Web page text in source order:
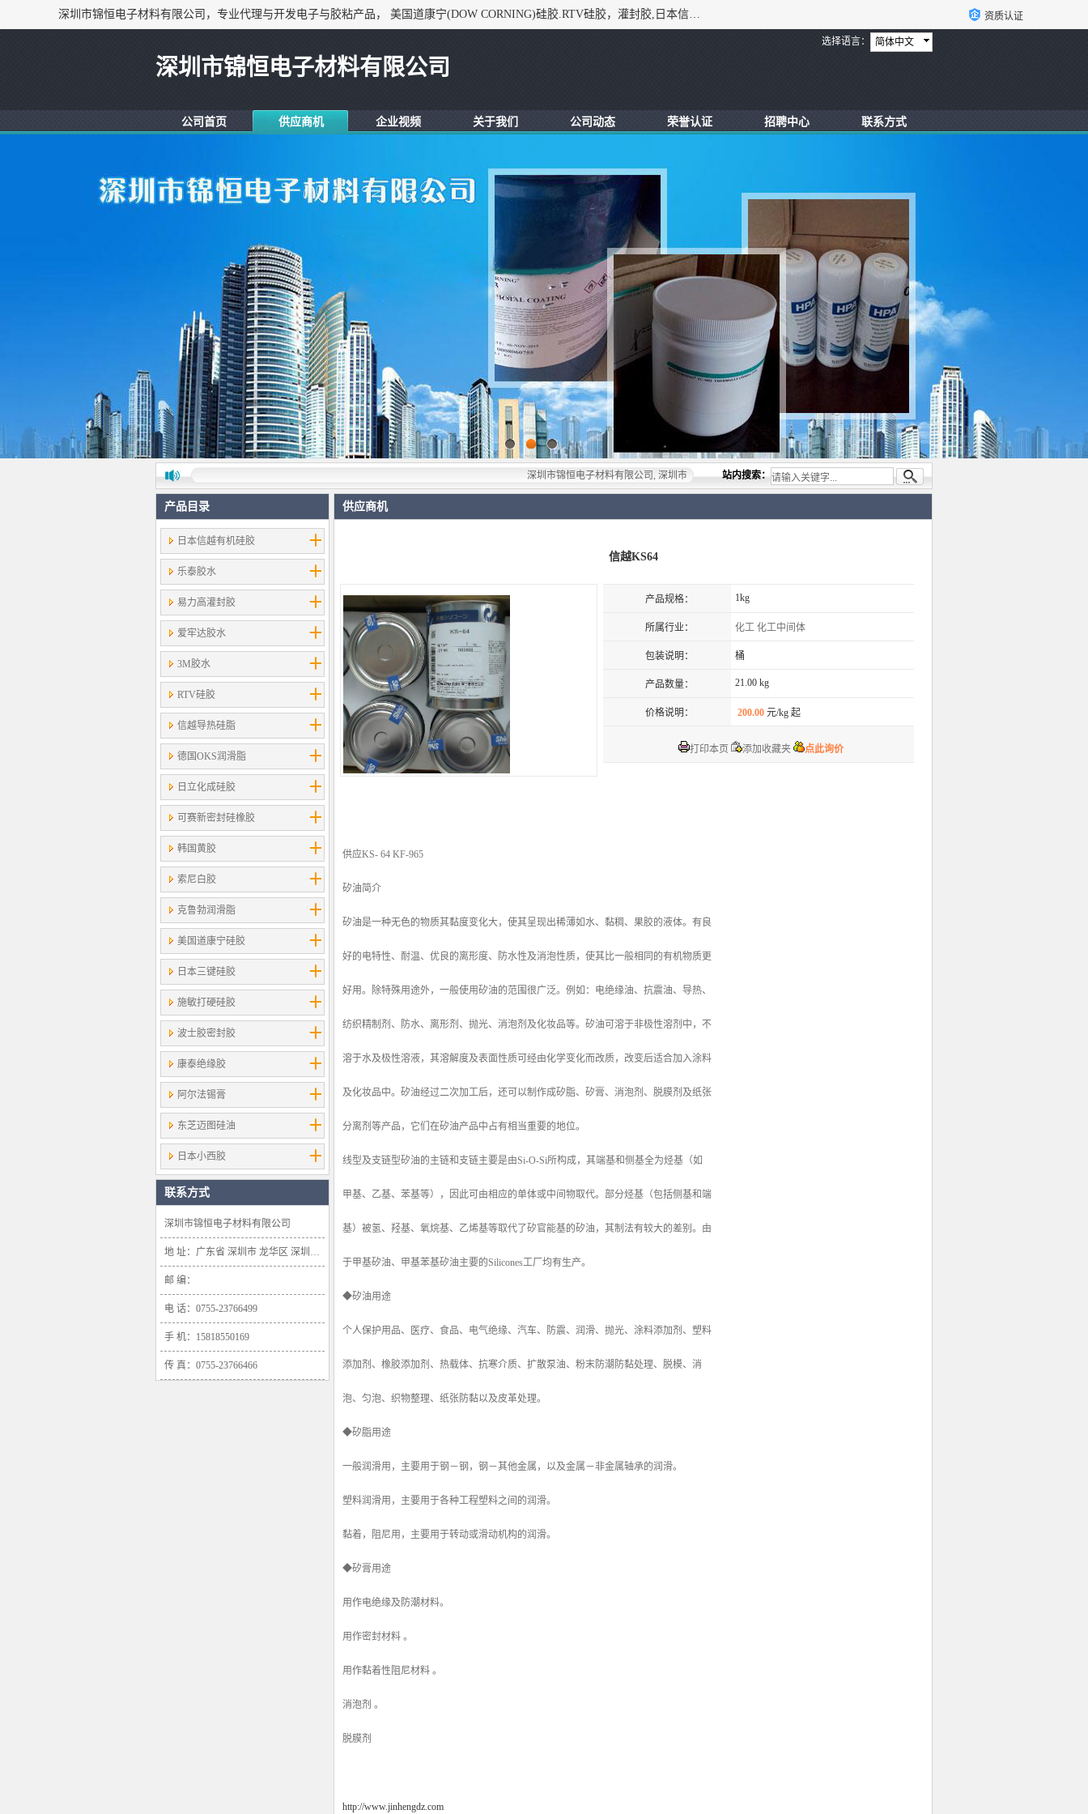
深圳市锦恒电子材料有限公司，专业代理与开发电子与胶粘产品， 美国道康宁(DOW CORNING)硅胶.RTV硅胶，灌封胶,日本信越(ShinEtsu)， 美国通用/东芝(GE/Toshiba)，美国HUMISEAL防潮绝缘胶， 日本小西(KONISHI)胶粘剂，3M,三键，乐泰，日本施敏打硬(CEMEDINE)硅胶，等众多进口品牌. 资质认证
简体中文
选择语言：
深圳市锦恒电子材料有限公司
公司首页 供应商机 企业视频 关于我们 公司动态 荣誉认证 招聘中心 联系方式
深圳市锦恒电子材料有限公司, 深圳市锦恒电子材料有限公司，专业代理与开发电子与胶粘产品， 美国道康宁(DOW CORNING)硅
站内搜索：
产品目录
日本信越有机硅胶
乐泰胶水
易力高灌封胶
爱牢达胶水
3M胶水
RTV硅胶
信越导热硅脂
德国OKS润滑脂
日立化成硅胶
可赛新密封硅橡胶
韩国黄胶
索尼白胶
克鲁勃润滑脂
美国道康宁硅胶
日本三键硅胶
施敏打硬硅胶
波士胶密封胶
康泰绝缘胶
阿尔法锡膏
东芝迈图硅油
日本小西胶
联系方式
深圳市锦恒电子材料有限公司
地 址：广东省 深圳市 龙华区 深圳市龙华新区大浪办事处浪口社区华盛路134号雍景轩商业大厦1638号
邮 编：
电 话：0755-23766499
手 机：15818550169
传 真：0755-23766466
供应商机
信越KS64
产品规格： 1kg
所属行业： 化工 化工中间体
包装说明： 桶
产品数量： 21.00 kg
价格说明： 200.00 元/kg 起
打印本页 添加收藏夹 点此询价
供应KS- 64 KF-965
矽油简介
矽油是一种无色的物质其黏度变化大，使其呈现出稀薄如水、黏稠、果胶的液体。有良
好的电特性、耐温、优良的离形度、防水性及消泡性质，使其比一般相同的有机物质更
好用。除特殊用途外，一般使用矽油的范围很广泛。例如：电绝缘油、抗震油、导热、
纺织精制剂、防水、离形剂、抛光、消泡剂及化妆品等。矽油可溶于非极性溶剂中，不
溶于水及极性溶液，其溶解度及表面性质可经由化学变化而改质，改变后适合加入涂料
及化妆品中。矽油经过二次加工后，还可以制作成矽脂、矽膏、消泡剂、脱膜剂及纸张
分离剂等产品，它们在矽油产品中占有相当重要的地位。
线型及支链型矽油的主链和支链主要是由Si-O-Si所构成，其端基和侧基全为烃基（如
甲基、乙基、苯基等），因此可由相应的单体或中间物取代。部分烃基（包括侧基和端
基）被氢、羟基、氧烷基、乙烯基等取代了矽官能基的矽油，其制法有较大的差别。由
于甲基矽油、甲基苯基矽油主要的Silicones工厂均有生产。
◆矽油用途
个人保护用品、医疗、食品、电气绝缘、汽车、防震、润滑、抛光、涂料添加剂、塑料
添加剂、橡胶添加剂、热载体、抗寒介质、扩散泵油、粉末防潮防黏处理、脱模、消
泡、匀泡、织物整理、纸张防黏以及皮革处理。
◆矽脂用途
一般润滑用，主要用于钢－钢，钢－其他金属，以及金属－非金属轴承的润滑。
塑料润滑用，主要用于各种工程塑料之间的润滑。
黏着，阻尼用，主要用于转动或滑动机构的润滑。
◆矽膏用途
用作电绝缘及防潮材料。
用作密封材料 。
用作黏着性阻尼材料 。
消泡剂 。
脱膜剂
http://www.jinhengdz.com